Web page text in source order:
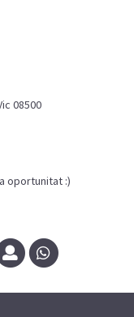
08500
oportunitat :)